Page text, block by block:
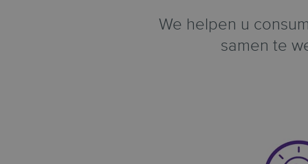
We helpen u
samen te